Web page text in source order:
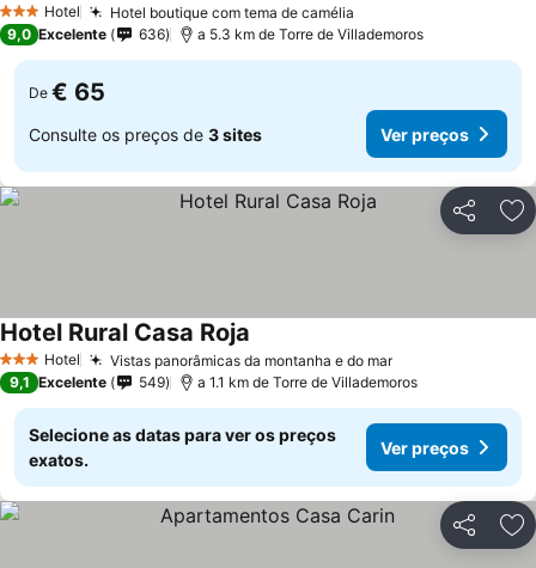
3 EstrelasHotel Hotel boutique com tema de camélia
9,0 Excelente 636 a 5.3 km de Torre de Villademoros
De € 65
Consulte os preços de 3 sites Ver preços
Partilhar
3 EstrelasHotel Vistas panorâmicas da montanha e do mar
Hotel Rural Casa Roja
9,1 Excelente 549 a 1.1 km de Torre de Villademoros
Selecione as datas para ver os preços
exatos.
Ver preços
Partilhar